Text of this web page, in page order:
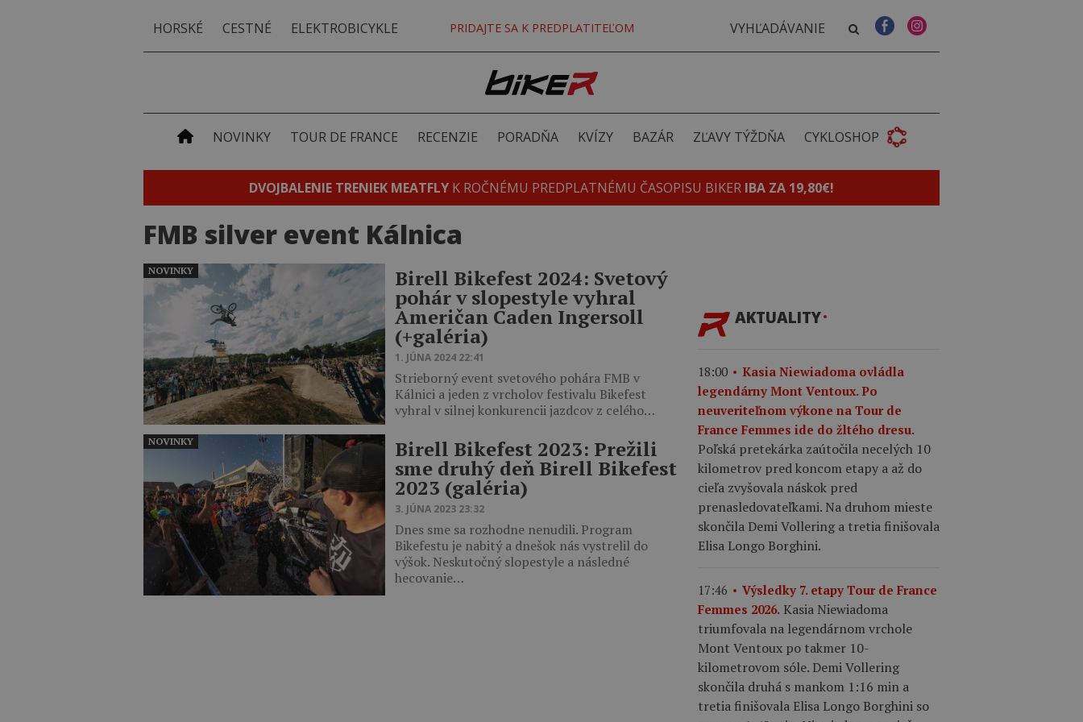
HORSKÉ CESTNÉ ELEKTROBICYKLE PRIDAJTE SA K PREDPLATITEĽOM
NOVINKY TOUR DE FRANCE RECENZIE PORADŇA KVÍZY BAZÁR ZĽAVY TÝŽDŇA CYKLOSHOP
DVOJBALENIE TRENIEK MEATFLY K ROČNÉMU PREDPLATNÉMU ČASOPISU BIKER IBA ZA 19,80€!
FMB silver event Kálnica
Birell Bikefest 2024: Svetový
pohár v slopestyle vyhral
Američan Caden Ingersoll
(+galéria)
1. JÚNA 2024 22:41
Strieborný event svetového pohára FMB v
Kálnici a jeden z vrcholov festivalu Bikefest
vyhral v silnej konkurencii jazdcov z celého…
NOVINKY
Birell Bikefest 2023: Prežili
sme druhý deň Birell Bikefest
2023 (galéria)
3. JÚNA 2023 23:32
Dnes sme sa rozhodne nenudili. Program
Bikefestu je nabitý a dnešok nás vystrelil do
výšok. Neskutočný slopestyle a následné
hecovanie…
NOVINKY
AKTUALITY
18:00
Kasia Niewiadoma ovládla
legendárny Mont Ventoux. Po
neuveriteľnom výkone na Tour de
France Femmes ide do žltého dresu.
Poľská pretekárka zaútočila necelých 10
kilometrov pred koncom etapy a až do
cieľa zvyšovala náskok pred
prenasledovateľkami. Na druhom mieste
skončila Demi Vollering a tretia finišovala
Elisa Longo Borghini.
17:46
Výsledky 7. etapy Tour de France
Femmes 2026. Kasia Niewiadoma
triumfovala na legendárnom vrchole
Mont Ventoux po takmer 10-
kilometrovom sóle. Demi Vollering
skončila druhá s mankom 1:16 min a
tretia finišovala Elisa Longo Borghini so